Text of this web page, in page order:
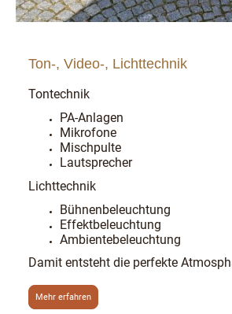
Ton-, Video-, Lichttechnik
Tontechnik
PA-Anlagen
Mikrofone
Mischpulte
Lautsprecher
Lichttechnik
Bühnenbeleuchtung
Effektbeleuchtung
Ambientebeleuchtung
Damit entsteht die perfekte
Mehr erfahren